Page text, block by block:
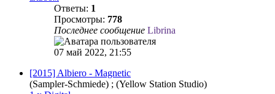
Ответы: 1
Просмотры: 778
Последнее сообщение Librina
07 май 2022, 21:55
[2015] Albiero - Magnetic
(Sampler-Schmiede) ; (Yellow Station Studio)